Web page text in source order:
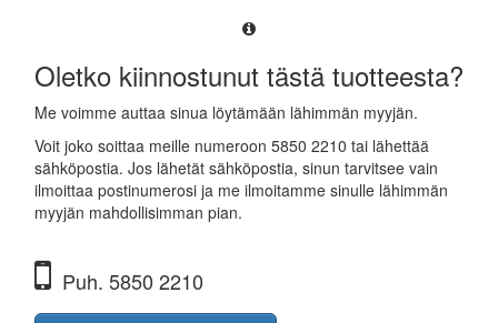
Oletko kiinnostunut tästä tuotteesta?
Me voimme auttaa sinua löytämään lähimmän myyjän.
Voit joko soittaa meille numeroon 5850 2210 tai lähettää
sähköpostia. Jos lähetät sähköpostia, sinun tarvitsee vain
ilmoittaa postinumerosi ja me ilmoitamme sinulle lähimmän
myyjän mahdollisimman pian.
Puh. 5850 2210